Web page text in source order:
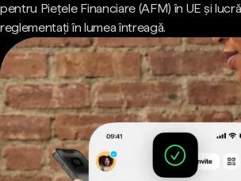
pentru Piețele Financiare (AFM) în UE și
reglementați în lumea întreagă.